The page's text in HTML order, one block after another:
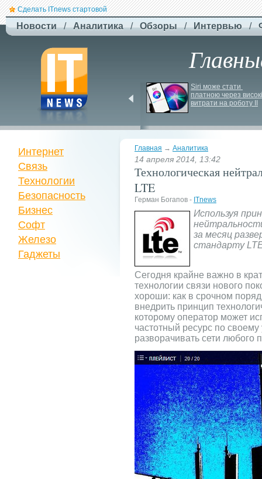
Сделать ITnews стартовой
Новости / Аналитика / Обзоры / Интервью /
знищив ключовий
склад Intertop Ukraine
Siri може стати
платною через високі
витрати на роботу ІІ
Главная → Аналитика
14 апреля 2014, 13:42
Технологическая
LTE
Герман Богапов - ITnews
Используя
за месяц
стандарту
Сегодня крайне важно в
технологии связи нового
хороши: как в срочном
внедрить принцип
которому оператор может
частотный ресурс по
разворачивать сети любого
Интернет
Связь
Технологии
Безопасность
Бизнес
Софт
Железо
Гаджеты